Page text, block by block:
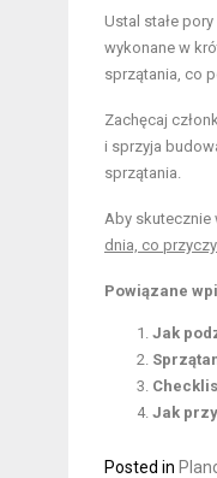
Ustal stałe
wykonane w
sprzątania, co
Zachęcaj
i sprzyja
sprzątania.
Aby skutecznie
dnia, co
Powiązane
Jak
Jak
Posted in